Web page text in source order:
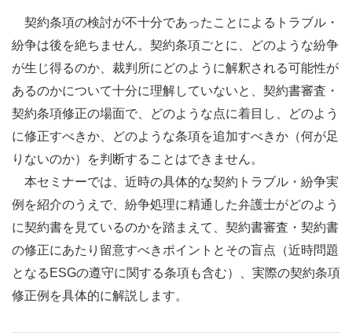
契約条項の検討が不十分であったことによるトラブル・
紛争は後を絶ちません。契約条項ごとに、どのような紛争
が生じ得るのか、裁判所にどのように解釈される可能性が
あるのかについて十分に理解していないと、契約書審査・
契約条項修正の場面で、どのような点に着目し、どのよう
に修正すべきか、どのような条項を追加すべきか（何が足
りないのか）を判断することはできません。
本セミナーでは、近時の具体的な契約トラブル・紛争実
例を紹介のうえで、紛争処理に精通した弁護士がどのよう
に契約書を見ているのかを踏まえて、契約書審査・契約書
の修正にあたり留意すべきポイントとその盲点（近時問題
となるESGの遵守に関する条項も含む）、実際の契約条項
修正例を具体的に解説します。